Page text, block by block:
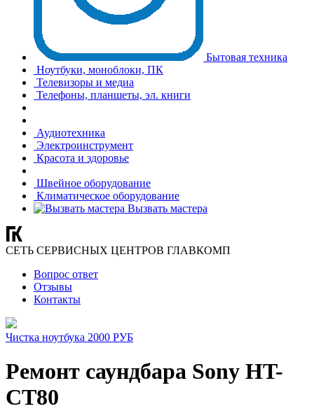
Бытовая техника
Ноутбуки, моноблоки, ПК
Телевизоры и медиа
Телефоны, планшеты, эл. книги
Аудиотехника
Электроинструмент
Красота и здоровье
Швейное оборудование
Климатическое оборудование
Вызвать мастера
СЕТЬ СЕРВИСНЫХ ЦЕНТРОВ ГЛАВКОМП
Вопрос ответ
Отзывы
Контакты
Чистка ноутбука 2000 РУБ
Ремонт саундбара Sony HT-
CT80